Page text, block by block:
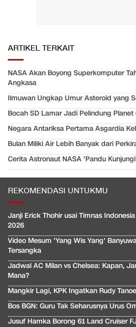
ARTIKEL TERKAIT
NASA Akan Boyong Superkomputer
Angkasa
Ilmuwan Ungkap Umur Asteroid yang
Bocah SD Lamar Jadi Pelindung
Negara Antariksa Pertama Asgardia
Bulan Miliki Air Lebih Banyak dari
Cerita Astronaut NASA 'Pandu
REKOMENDASI UNTUKMU
Janji Erick Thohir usai Timnas
2026
Video Mesum 'Yang Wis Yang'
Tersangka
Jadwal AC Milan vs Chelsea: Kapan,
Mana?
Mangkir Lagi, KPK Ingatkan Rudy
Bos BGN: Guru Tak Seharusnya Urus
Jusuf Hamka Borong 61 Land Cruiser